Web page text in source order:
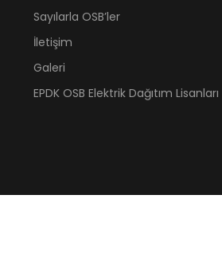
Sayılarla OSB’ler
İletişim
Galeri
EPDK OSB Elektrik Dağıtım Lisanları